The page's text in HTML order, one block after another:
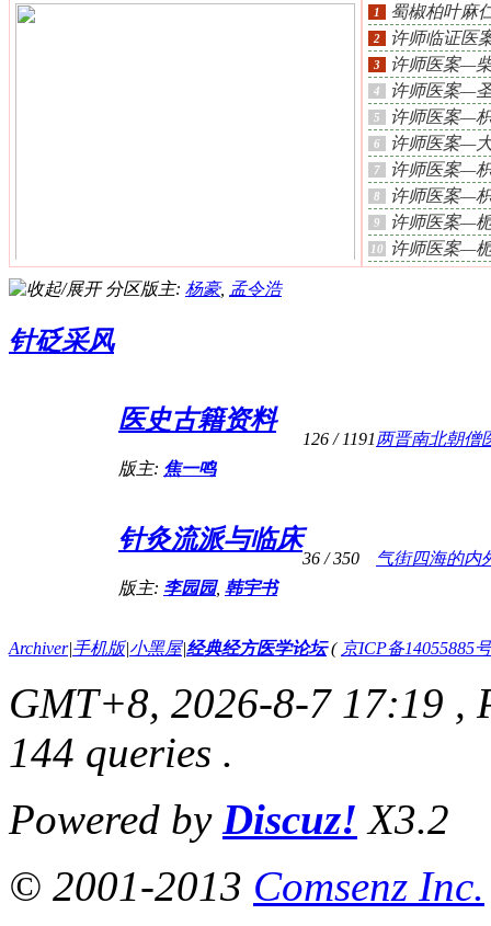
经典经方治疗系统性红斑狼疮重症一例病程
全记录（持续
1 蜀椒柏叶麻
2
许师临证医
差、乏
3 许师医案—
4 许师医案—
5 许师医案—
6 许师医案—
7 许师医案—
8 许师医案—
9 许师医案—
10 许师医案—
分区版主: 杨豪, 孟令浩
针砭采风
医史古籍资料
版主: 焦一鸣
126 / 1191两晋南北朝僧
针灸流派与临床
版主: 李园园, 韩宇书
36 / 350 气街四海的内
Archiver|手机版|小黑屋|经典经方医学论坛( 京ICP备14055885
GMT+8, 2026-8-7 17:19 ,
144 queries .
Powered by Discuz! X3.2
© 2001-2013 Comsenz Inc.